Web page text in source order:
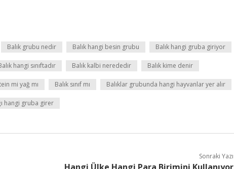
Balık grubu nedir Balık hangi besin grubu Balık hangi gruba giriyor
hangi sınıftadır Balık kalbi nerededir Balık kime denir
mi yağ mı Balık sınıf mı Balıklar grubunda hangi hayvanlar yer alır
hangi gruba girer
Sonraki Yazı